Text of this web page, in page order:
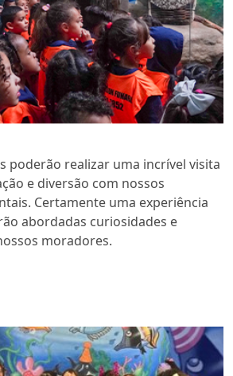
poderão realizar uma incrível visita
e diversão com nossos
Certamente uma experiência
abordadas curiosidades e
moradores.